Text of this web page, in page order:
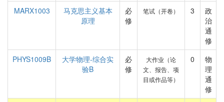
MARX1003
马克思主义基本
原理
必
修
笔试（开卷） 3
政
治
通
修
PHYS1009B
大学物理-综合实
验B
必
修
大作业（论
文、报告、项
目或作品等）
0
物
理
通
修